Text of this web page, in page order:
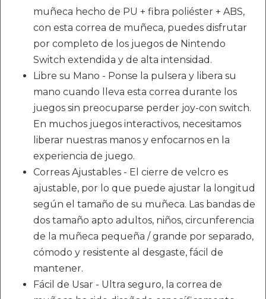
muñeca hecho de PU + fibra poliéster + ABS,
con esta correa de muñeca, puedes disfrutar
por completo de los juegos de Nintendo
Switch extendida y de alta intensidad.
Libre su Mano - Ponse la pulsera y libera su
mano cuando lleva esta correa durante los
juegos sin preocuparse perder joy-con switch.
En muchos juegos interactivos, necesitamos
liberar nuestras manos y enfocarnos en la
experiencia de juego.
Correas Ajustables - El cierre de velcro es
ajustable, por lo que puede ajustar la longitud
según el tamaño de su muñeca. Las bandas de
dos tamaño apto adultos, niños, circunferencia
de la muñeca pequeña / grande por separado,
cómodo y resistente al desgaste, fácil de
mantener.
Fácil de Usar - Ultra seguro, la correa de